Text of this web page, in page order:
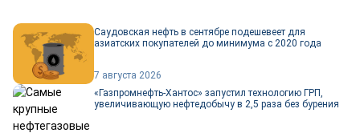
Саудовская нефть в сентябре подешевеет для
азиатских покупателей до минимума с 2020 года
7 августа 2026
«Газпромнефть-Хантос» запустил технологию ГРП,
увеличивающую нефтедобычу в 2,5 раза без бурения